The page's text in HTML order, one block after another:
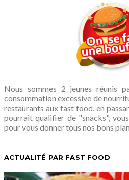
Nous sommes 2 jeunes réunis
consommation excessive de
restaurants aux fast food, en
pourrait qualifier de "snacks",
pour vous donner tous nos bons
ACTUALITÉ PAR FAST FOOD